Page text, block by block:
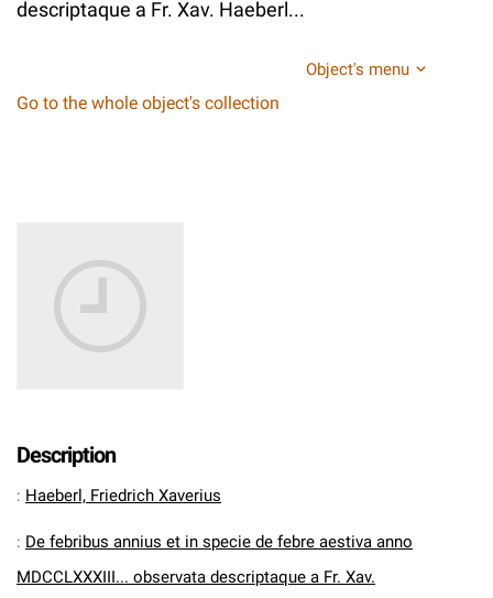
descriptaque a Fr. Xav. Haeberl...
Object's menu
Go to the whole object's collection
Description
: Haeberl, Friedrich Xaverius
: De febribus annius et in specie de febre aestiva anno
MDCCLXXXIII... observata descriptaque a Fr. Xav.